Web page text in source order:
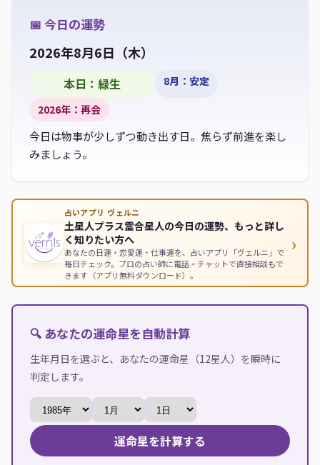
📅 今日の運勢
2026年8月6日（木）
本日：緑生
8月：安定
2026年：再会
今日は物事が少しずつ動き出す日。焦らず前進を楽し
みましょう。
占いアプリ ヴェルニ
土星人プラス霊合星人の今日の運勢、もっと詳し
く知りたい方へ
あなたの日運・恋愛運・仕事運を、占いアプリ「ヴェルニ」で
毎日チェック。プロの占い師に電話・チャットで直接相談もで
きます（アプリ無料ダウンロード）。
›
🔍 あなたの運命星を自動計算
生年月日を選ぶと、あなたの運命星（12星人）を瞬時に
判定します。
運命星を計算する